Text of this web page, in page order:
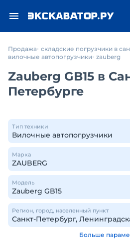
Продажа складские погрузчики в
вилочные автопогрузчики zauberg
Zauberg GB15 в
Петербурге
Тип техники
Марка
Модель
Регион, город, населенный пункт
Больше